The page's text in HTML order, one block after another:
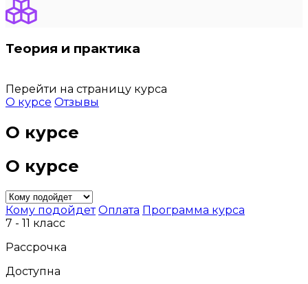
Теория и практика
Перейти на страницу курса
О курсе Отзывы
О курсе
О курсе
Кому подойдет Оплата Программа курса
7 - 11 класс
Рассрочка
Доступна